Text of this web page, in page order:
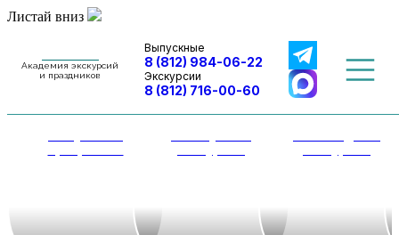
Листай вниз
Академия экскурсий
и праздников
Выпускные
8 (812) 984-06-22
Экскурсии
8 (812) 716-00-60